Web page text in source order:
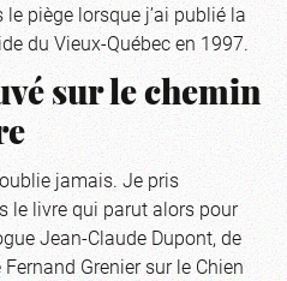
piège lorsque j’ai publié la
du Vieux-Québec en 1997.
sur le chemin
jamais. Je pris
le livre qui parut alors pour
Jean-Claude Dupont, de
Grenier sur le Chien